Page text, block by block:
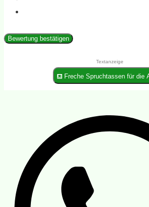
Bewertung bestätigen
Textanzeige
⛾ Freche Spruchtassen für die